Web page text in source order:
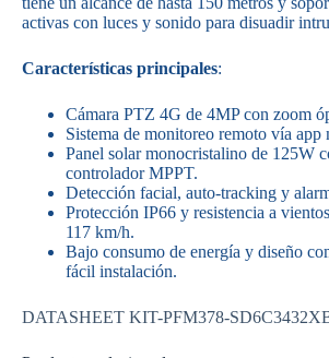
activas con luces y sonido para disuadir
Características principales:
Cámara PTZ 4G de 4MP con zoom
Sistema de monitoreo remoto vía app
Panel solar monocristalino de 125W
controlador MPPT.
Detección facial, auto-tracking y
Protección IP66 y resistencia a
117 km/h.
Bajo consumo de energía y diseño
fácil instalación.
DATASHEET KIT-PFM378-